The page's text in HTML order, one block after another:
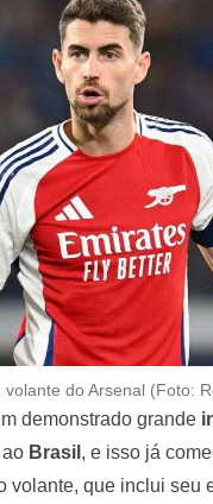
volante do Arsenal (Foto:
demonstrado grande
Brasil , e isso já
volante, que inclui seu